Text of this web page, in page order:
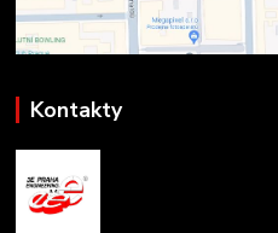
Kontakty